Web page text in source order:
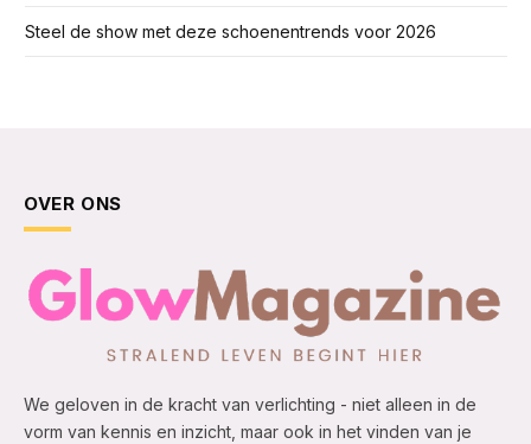
Steel de show met deze schoenentrends voor 2026
OVER ONS
We geloven in de kracht van verlichting - niet alleen in de
vorm van kennis en inzicht, maar ook in het vinden van je